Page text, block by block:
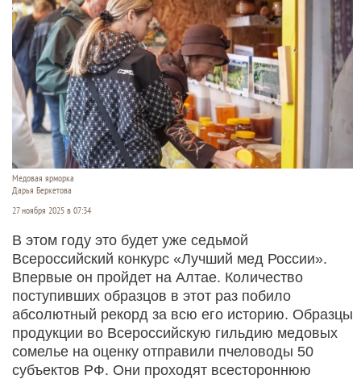
Медовая ярморка
Дарья Беркетова
27 ноября 2025 в 07:34
В этом году это будет уже седьмой
Всероссийский конкурс «Лучший мед России».
Впервые он пройдет на Алтае. Количество
поступивших образцов в этот раз побило
абсолютный рекорд за всю его историю. Образцы
продукции во Всероссийскую гильдию медовых
сомелье на оценку отправили пчеловоды 50
субъектов РФ. Они проходят всестороннюю